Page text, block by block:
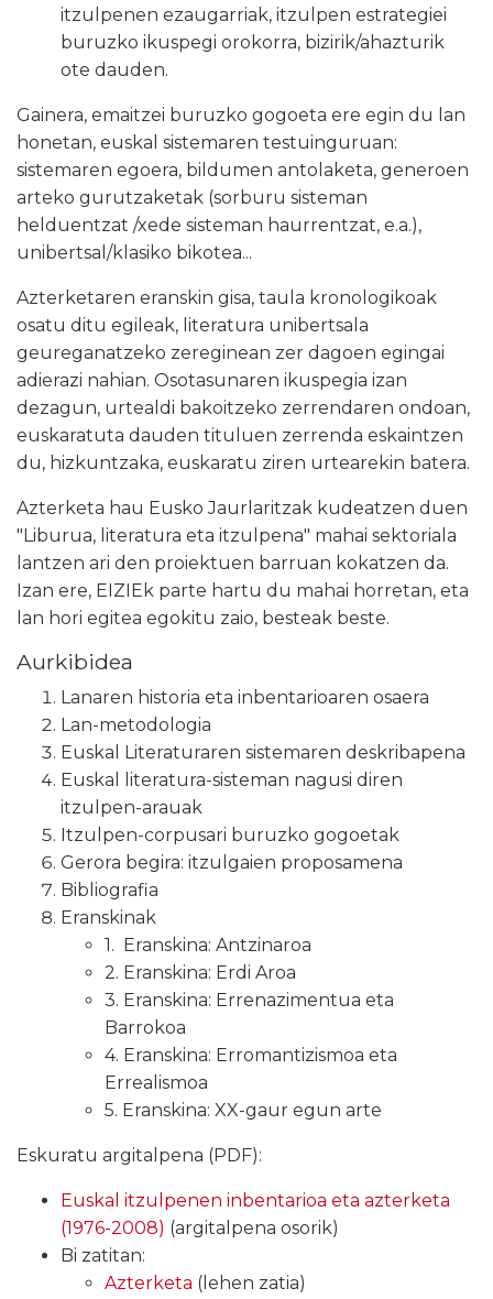
itzulpenen ezaugarriak, itzulpen estrategiei
buruzko ikuspegi orokorra, bizirik/ahazturik
ote dauden.
Gainera, emaitzei buruzko gogoeta ere egin du lan
honetan, euskal sistemaren testuinguruan:
sistemaren egoera, bildumen antolaketa, generoen
arteko gurutzaketak (sorburu sisteman
helduentzat /xede sisteman haurrentzat, e.a.),
unibertsal/klasiko bikotea...
Azterketaren eranskin gisa, taula kronologikoak
osatu ditu egileak, literatura unibertsala
geureganatzeko zereginean zer dagoen egingai
adierazi nahian. Osotasunaren ikuspegia izan
dezagun, urtealdi bakoitzeko zerrendaren ondoan,
euskaratuta dauden tituluen zerrenda eskaintzen
du, hizkuntzaka, euskaratu ziren urtearekin batera.
Azterketa hau Eusko Jaurlaritzak kudeatzen duen
"Liburua, literatura eta itzulpena" mahai sektoriala
lantzen ari den proiektuen barruan kokatzen da.
Izan ere, EIZIEk parte hartu du mahai horretan, eta
lan hori egitea egokitu zaio, besteak beste.
Aurkibidea
Lanaren historia eta inbentarioaren osaera
Lan-metodologia
Euskal Literaturaren sistemaren deskribapena
Euskal literatura-sisteman nagusi diren
itzulpen-arauak
Itzulpen-corpusari buruzko gogoetak
Gerora begira: itzulgaien proposamena
Bibliografia
Eranskinak
1. Eranskina: Antzinaroa
2. Eranskina: Erdi Aroa
3. Eranskina: Errenazimentua eta
Barrokoa
4. Eranskina: Erromantizismoa eta
Errealismoa
5. Eranskina: XX-gaur egun arte
Eskuratu argitalpena (PDF):
Euskal itzulpenen inbentarioa eta azterketa
(1976-2008) (argitalpena osorik)
Bi zatitan:
Azterketa (lehen zatia)